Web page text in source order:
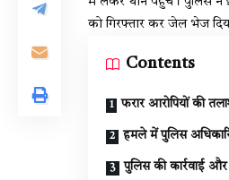
को गिरफ्तार कर जेल भेज
Contents
फरार आरोपियों की
हमले में पुलिस
पुलिस की कार्रवाई और